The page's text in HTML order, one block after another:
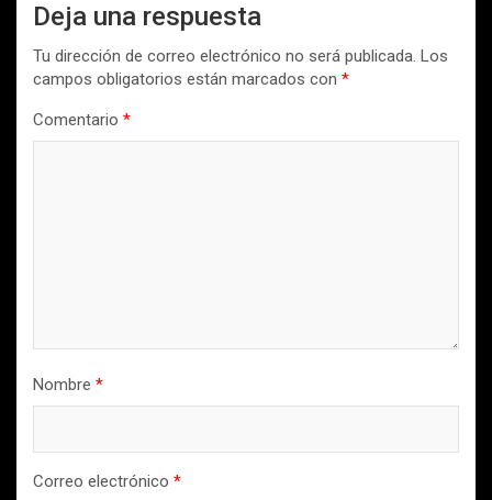
Deja una respuesta
Tu dirección de correo electrónico no será publicada. Los
campos obligatorios están marcados con *
Comentario *
Nombre *
Correo electrónico *